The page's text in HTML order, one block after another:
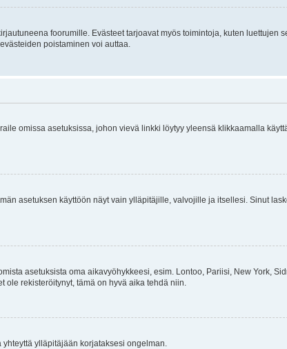
foorumille. Evästeet tarjoavat myös toimintoja, kuten luettujen
poistaminen voi auttaa.
omissa asetuksissa, johon vievä linkki löytyy yleensä klikkaamalla
asetuksen käyttöön näyt vain ylläpitäjille, valvojille ja itsellesi. Sinut
asetuksista oma aikavyöhykkeesi, esim. Lontoo, Pariisi, New York,
rekisteröitynyt, tämä on hyvä aika tehdä niin.
ylläpitäjään korjataksesi ongelman.